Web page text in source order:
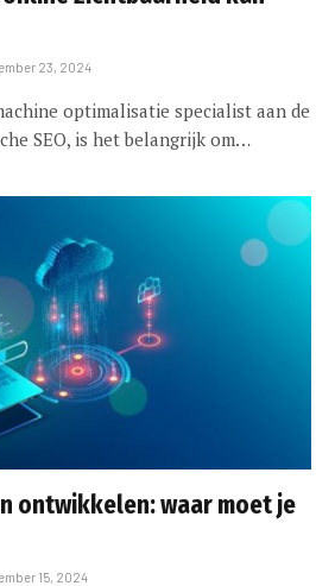
23, 2024
optimalisatie specialist aan de
SEO, is het belangrijk om…
ontwikkelen: waar moet je
15, 2024